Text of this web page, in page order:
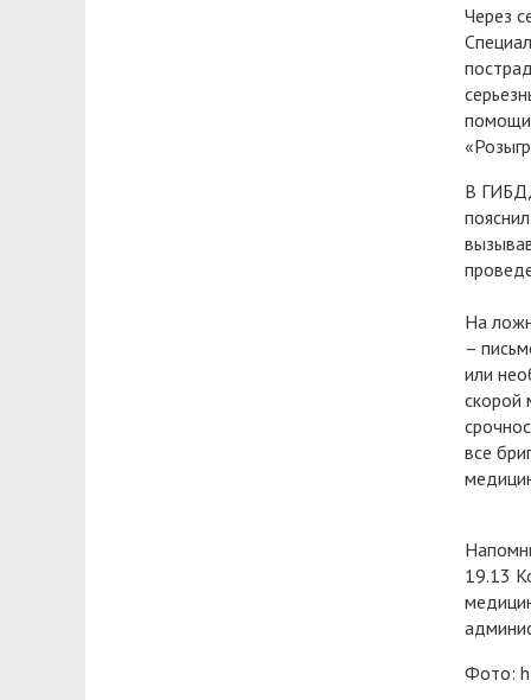
Через
помощи
В
На
–
или
скорой
все
19.13
Фото: